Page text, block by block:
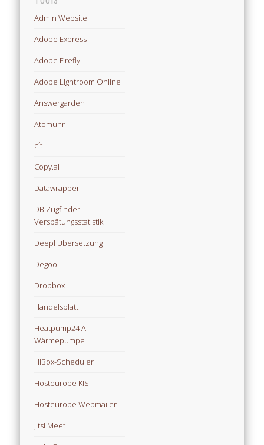
Admin Website
Adobe Express
Adobe Firefly
Adobe Lightroom Online
Answergarden
Atomuhr
c´t
Copy.ai
Datawrapper
DB Zugfinder
Verspätungsstatistik
Deepl Übersetzung
Degoo
Dropbox
Handelsblatt
Heatpump24 AIT
Wärmepumpe
HiBox-Scheduler
Hosteurope KIS
Hosteurope Webmailer
Jitsi Meet